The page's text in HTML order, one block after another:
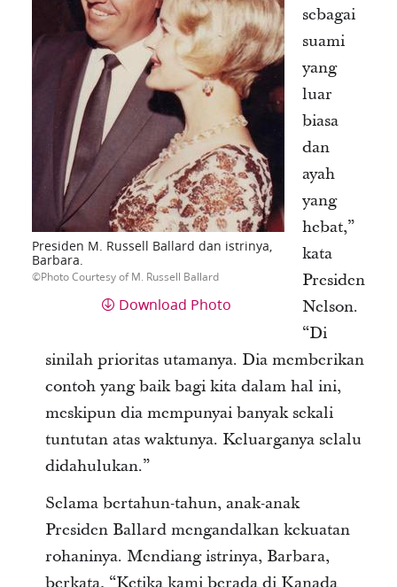
Presiden M. Russell Ballard dan istrinya,
Barbara.
Photo Courtesy of M. Russell Ballard
Download Photo
sebagai
suami
yang
luar
biasa
dan
ayah
yang
hebat,”
kata
Presiden
Nelson.
“Di
sinilah prioritas utamanya. Dia memberikan
contoh yang baik bagi kita dalam hal ini,
meskipun dia mempunyai banyak sekali
tuntutan atas waktunya. Keluarganya selalu
didahulukan.”
Selama bertahun-tahun, anak-anak
Presiden Ballard mengandalkan kekuatan
rohaninya. Mendiang istrinya, Barbara,